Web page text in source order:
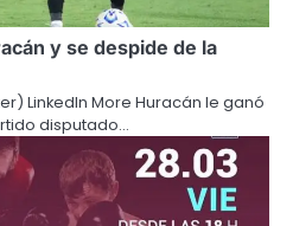
y se despide de la
LinkedIn More Huracán le ganó
disputado…